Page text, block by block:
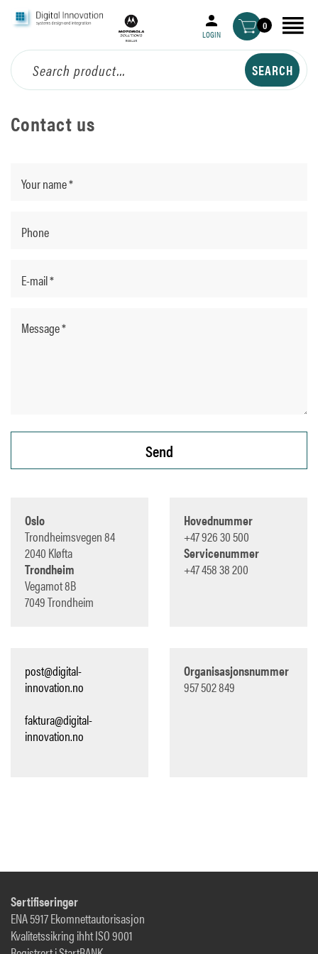
LOGIN
0
Contact us
Oslo
Trondheimsvegen 84
2040 Kløfta
Trondheim
Vegamot 8B
7049 Trondheim
Hovednummer
+47 926 30 500
Servicenummer
+47 458 38 200
post@digital-
innovation.no
faktura@digital-
innovation.no
Organisasjonsnummer
957 502 849
Sertifiseringer
ENA 5917 Ekomnettautorisasjon
Kvalitetssikring ihht ISO 9001